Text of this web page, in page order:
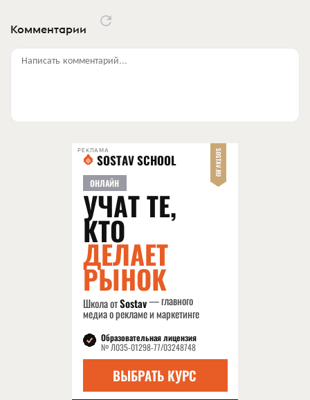
Комментарии
Написать комментарий...
РЕКЛАМА